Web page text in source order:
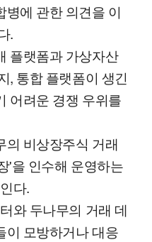
병에 관한 의견을 이
.
플랫폼과 가상자산
, 통합 플랫폼이 생긴
어려운 경쟁 우위를
의 비상장주식 거래
'을 인수해 운영하는
다.
와 두나무의 거래 데
이 모방하거나 대응